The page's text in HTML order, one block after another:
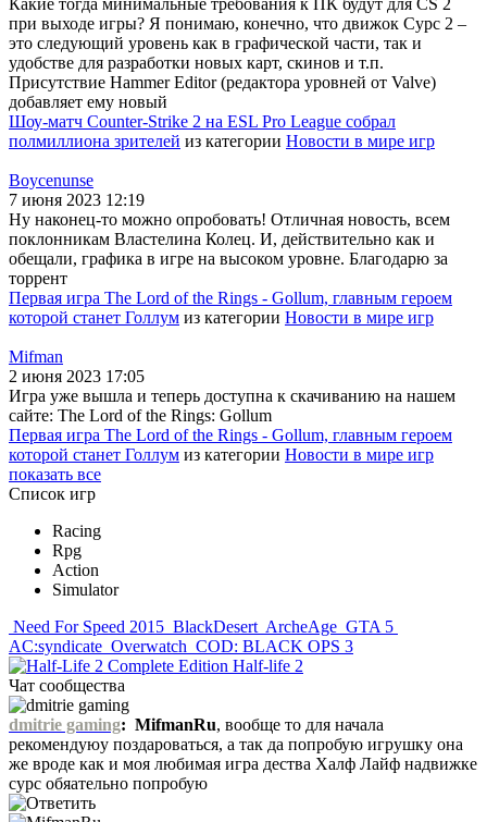
Какие тогда минимальные требования к ПК будут для CS 2
при выходе игры? Я понимаю, конечно, что движок Сурс 2 –
это следующий уровень как в графической части, так и
удобстве для разработки новых карт, скинов и т.п.
Присутствие Hammer Editor (редактора уровней от Valve)
добавляет ему новый
Шоу-матч Counter-Strike 2 на ESL Pro League собрал
полмиллиона зрителей из категории Новости в мире игр
Boycenunse
7 июня 2023 12:19
Ну наконец-то можно опробовать! Отличная новость, всем
поклонникам Властелина Колец. И, действительно как и
обещали, графика в игре на высоком уровне. Благодарю за
торрент
Первая игра The Lord of the Rings - Gollum, главным героем
которой станет Голлум из категории Новости в мире игр
Mifman
2 июня 2023 17:05
Игра уже вышла и теперь доступна к скачиванию на нашем
сайте: The Lord of the Rings: Gollum
Первая игра The Lord of the Rings - Gollum, главным героем
которой станет Голлум из категории Новости в мире игр
показать все
Список игр
Racing
Rpg
Action
Simulator
Need For Speed 2015 BlackDesert ArcheAge GTA 5
AC:syndicate Overwatch COD: BLACK OPS 3
Half-life 2
Чат сообщества
dmitrie gaming: MifmanRu, вообще то для начала
рекомендуюу поздароваться, а так да попробую игрушку она
же вроде как и моя любимая игра дества Халф Лайф надвижке
сурс обяательно попробую